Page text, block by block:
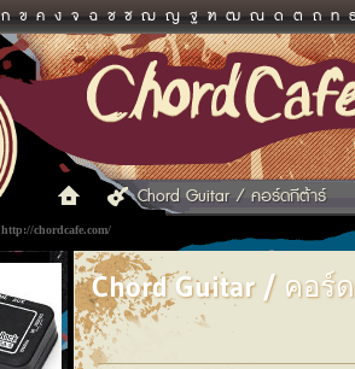
ก ข ค ง จ ฉ ช ซ ฌ ญ ฐ ฑ ฒ ณ ด ต ถ ท
http://chordcafe.com/
Chord Guitar / คอร์ดกีต้าร์
Chord Guitar / คอร์